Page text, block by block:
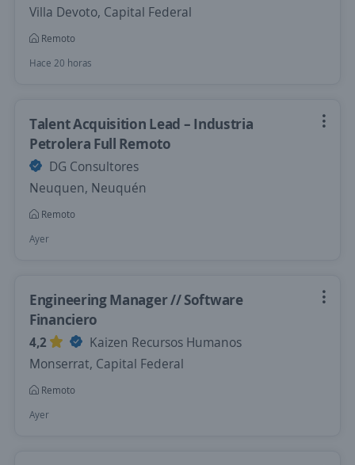
Villa Devoto, Capital Federal
Remoto
Hace 20 horas
Talent Acquisition Lead – Industria
Petrolera Full Remoto
DG Consultores
Neuquen, Neuquén
Remoto
Ayer
Engineering Manager // Software
Financiero
4,2
Kaizen Recursos Humanos
Monserrat, Capital Federal
Remoto
Ayer